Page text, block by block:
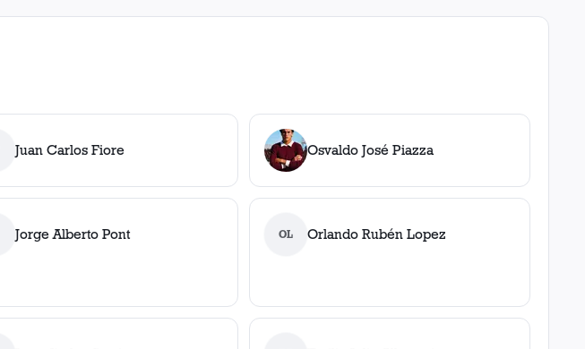
Juan Carlos Fiore Osvaldo José Piazza
Jorge Alberto Pont OL Orlando Rubén Lopez